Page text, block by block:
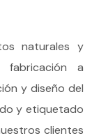
naturales y
fabricación a
y diseño del
y etiquetado
clientes